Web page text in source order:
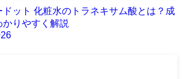
ドット 化粧水のトラネキサム酸とは？成
りやすく解説